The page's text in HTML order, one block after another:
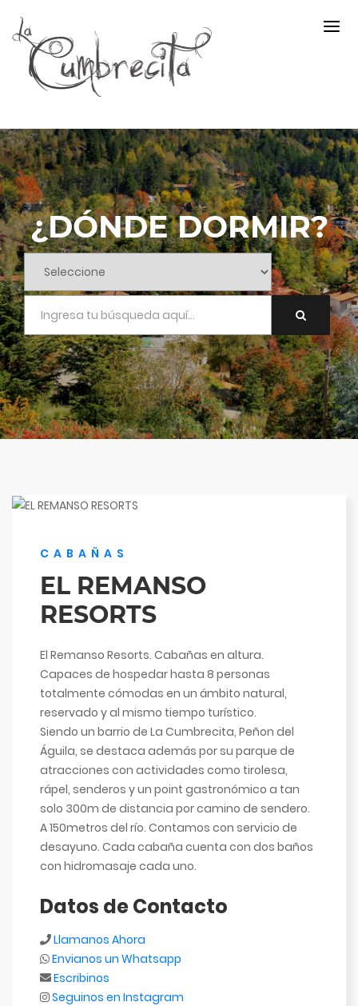
¿DÓNDE DORMIR?
CABAÑAS
EL REMANSO
RESORTS
El Remanso Resorts. Cabañas en altura.
Capaces de hospedar hasta 8 personas
totalmente cómodas en un ámbito natural,
reservado y al mismo tiempo turístico.
Siendo un barrio de La Cumbrecita, Peñon del
Águila, se destaca además por su parque de
atracciones con actividades como tirolesa,
rápel, senderos y un point gastronómico a tan
solo 300m de distancia por camino de sendero.
A 150metros del río. Contamos con servicio de
desayuno. Cada cabaña cuenta con dos baños
con hidromasaje cada uno.
Datos de Contacto
Llamanos Ahora
Envianos un Whatsapp
Escribinos
Seguinos en Instagram